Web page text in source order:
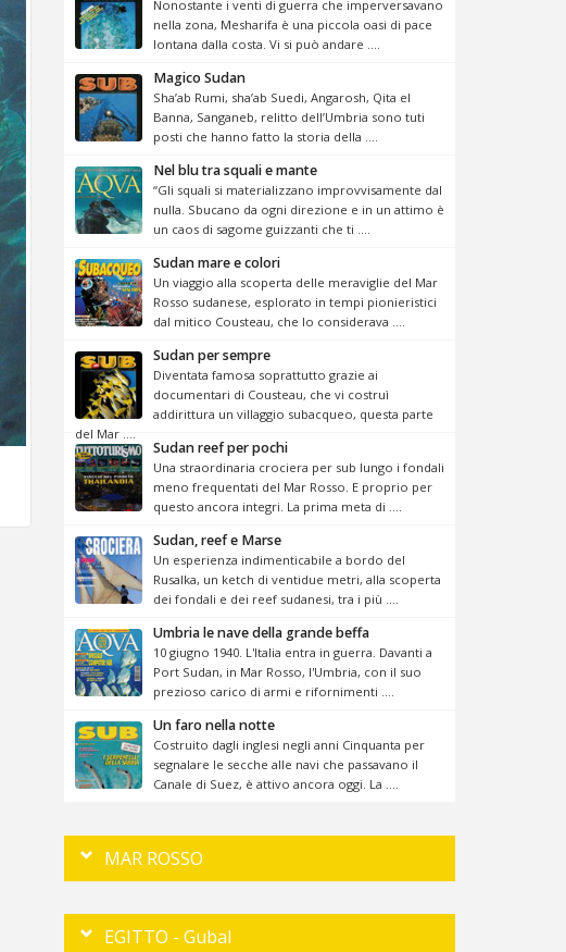
Nonostante i venti di guerra che imperversavano
nella zona, Mesharifa è una piccola oasi di pace
lontana dalla costa. Vi si può andare ....
Magico Sudan
Sha’ab Rumi, sha’ab Suedi, Angarosh, Qita el
Banna, Sanganeb, relitto dell’Umbria sono tuti
posti che hanno fatto la storia della ....
Nel blu tra squali e mante
“Gli squali si materializzano improvvisamente dal
nulla. Sbucano da ogni direzione e in un attimo è
un caos di sagome guizzanti che ti ....
Sudan mare e colori
Un viaggio alla scoperta delle meraviglie del Mar
Rosso sudanese, esplorato in tempi pionieristici
dal mitico Cousteau, che lo considerava ....
Sudan per sempre
Diventata famosa soprattutto grazie ai
documentari di Cousteau, che vi costruì
addirittura un villaggio subacqueo, questa parte
del Mar ....
Sudan reef per pochi
Una straordinaria crociera per sub lungo i fondali
meno frequentati del Mar Rosso. E proprio per
questo ancora integri. La prima meta di ....
Sudan, reef e Marse
Un esperienza indimenticabile a bordo del
Rusalka, un ketch di ventidue metri, alla scoperta
dei fondali e dei reef sudanesi, tra i più ....
Umbria le nave della grande beffa
10 giugno 1940. L'Italia entra in guerra. Davanti a
Port Sudan, in Mar Rosso, l'Umbria, con il suo
prezioso carico di armi e rifornimenti ....
Un faro nella notte
Costruito dagli inglesi negli anni Cinquanta per
segnalare le secche alle navi che passavano il
Canale di Suez, è attivo ancora oggi. La ....
MAR ROSSO
EGITTO - Gubal